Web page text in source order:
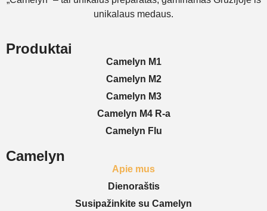
unikalaus medaus.
Produktai
Camelyn M1
Camelyn M2
Camelyn M3
Camelyn M4 R-a
Camelyn Flu
Camelyn
Apie mus
Dienoraštis
Susipažinkite su Camelyn